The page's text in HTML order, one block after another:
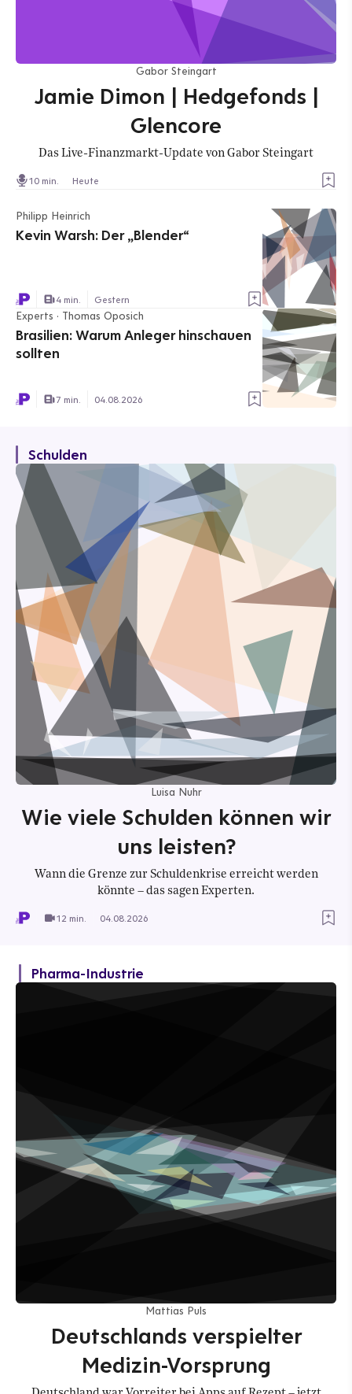
Gabor Steingart
Jamie Dimon | Hedgefonds |
Glencore
Das Live-Finanzmarkt-Update von Gabor Steingart
10 min. Heute
Philipp Heinrich
Kevin Warsh: Der „Blender“
4 min. Gestern
Experts · Thomas Oposich
Brasilien: Warum Anleger hinschauen
sollten
7 min. 04.08.2026
Schulden
Luisa Nuhr
Wie viele Schulden können wir
uns leisten?
Wann die Grenze zur Schuldenkrise erreicht werden
könnte – das sagen Experten.
12 min. 04.08.2026
Pharma-Industrie
Mattias Puls
Deutschlands verspielter
Medizin-Vorsprung